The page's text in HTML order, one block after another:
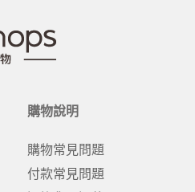
購物說明
購物常見問題
付款常見問題